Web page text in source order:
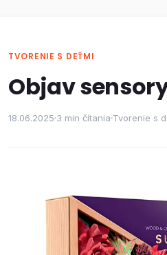
TVORENIE S DEŤMI
Objav
18.06.2025 3 min čítania Tvorenie s